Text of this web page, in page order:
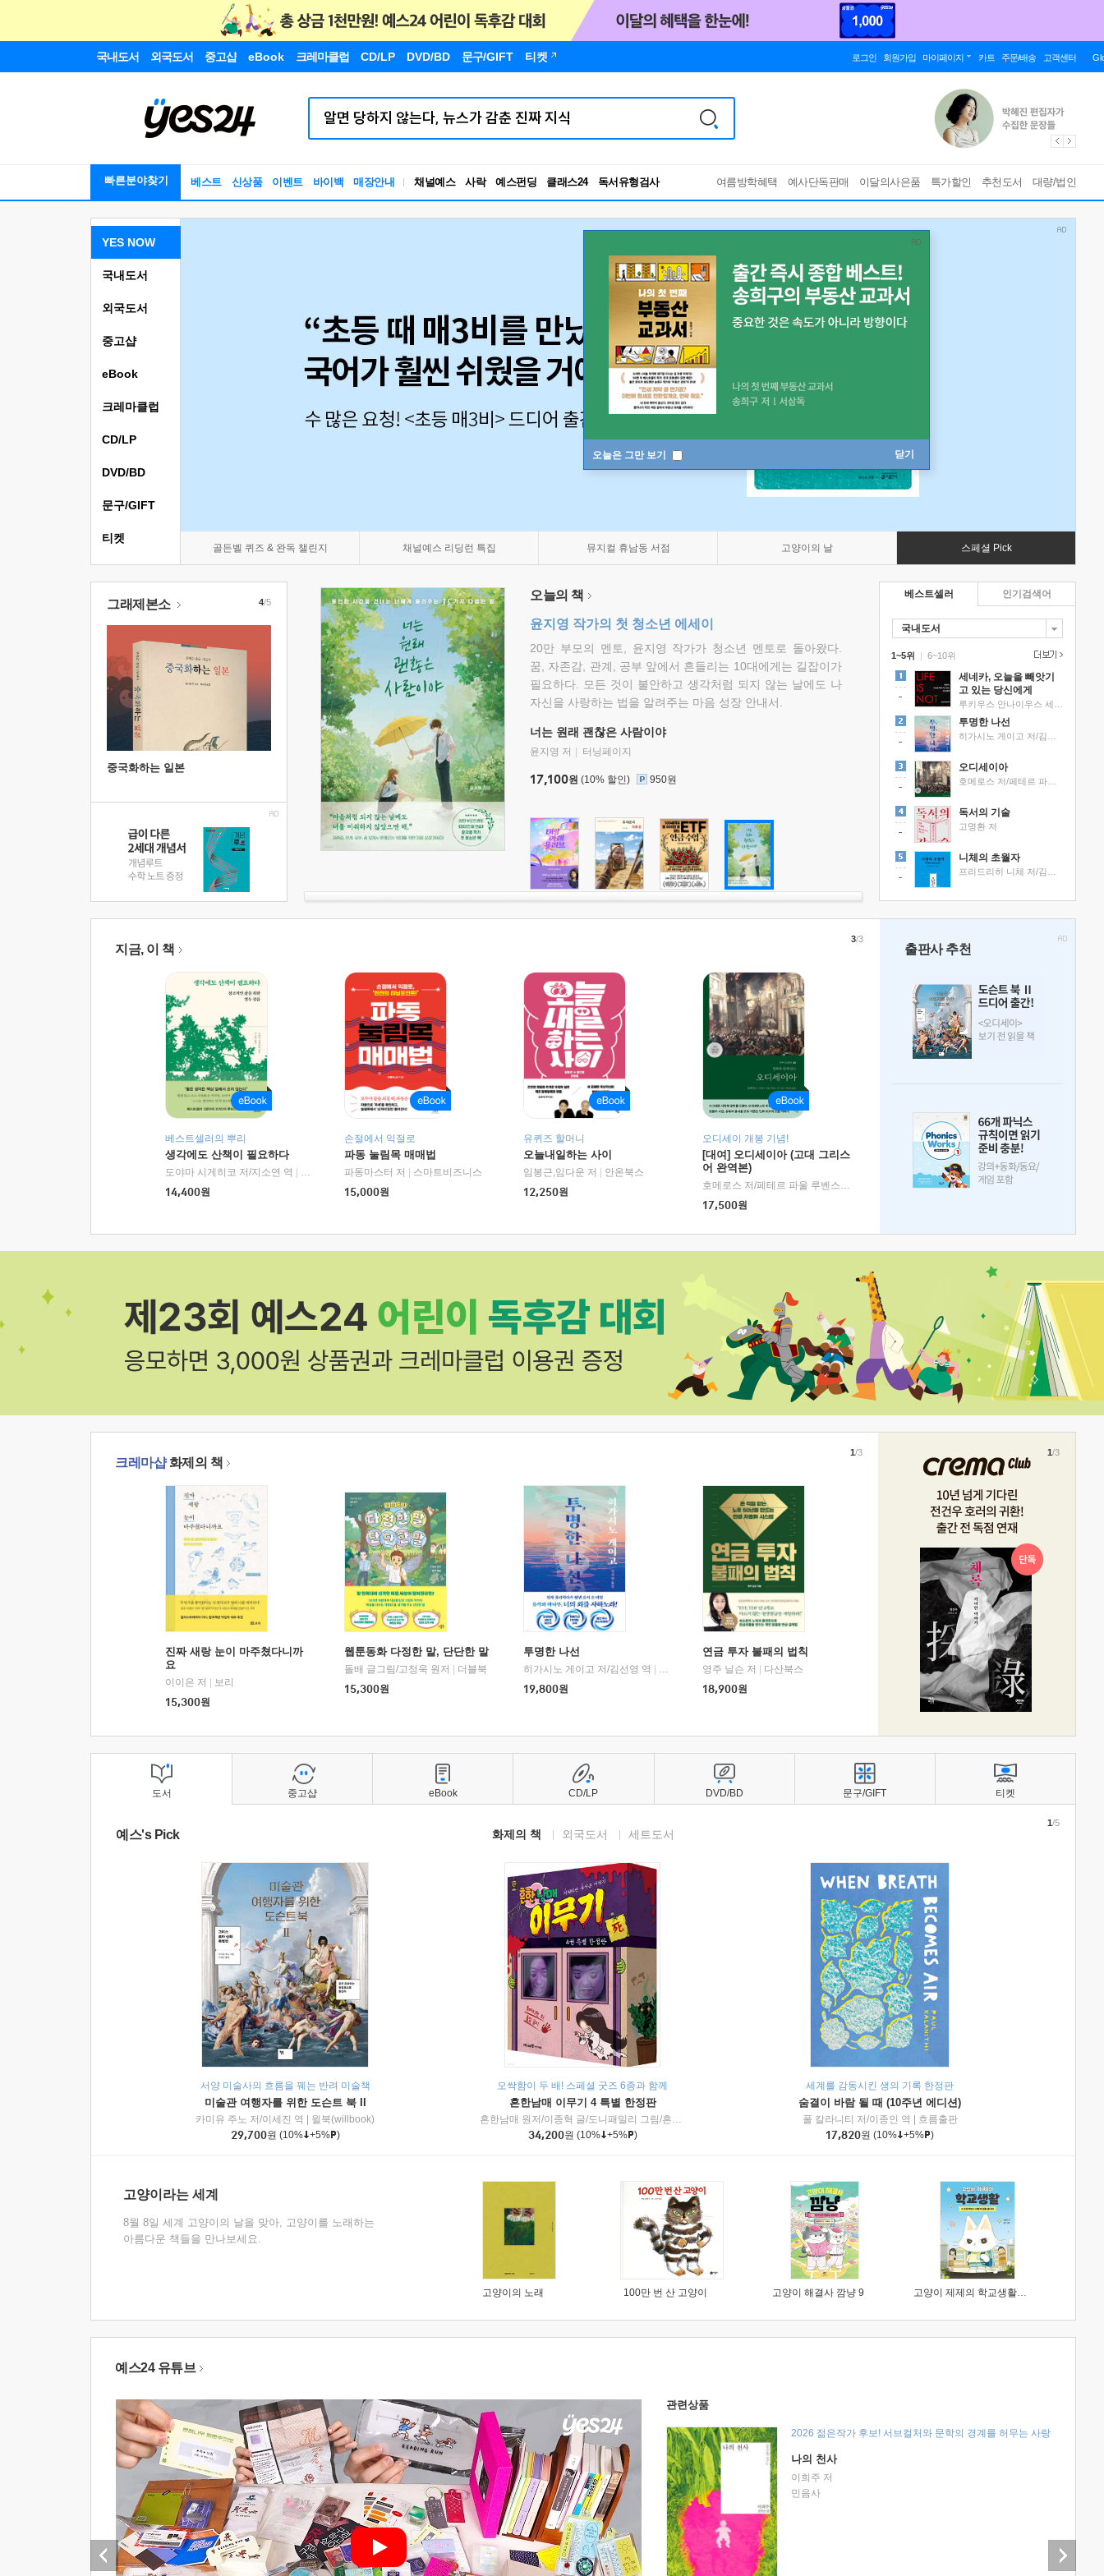
국내도서 외국도서 중고샵 eBook 크레마클럽 CD/LP DVD/BD 문구/GIFT 티켓 로그인 회원가입 마이페이지 카트 주문/배송 고객센터
빠른분야찾기 베스트 신상품 이벤트 바이백 매장안내 채널예스 사락 예스펀딩 클래스24
RBTI Lab
독서유형검사
여름방학혜택 예사단독판매 이달의사은품 특가할인 추천도서 대량/법인
오늘은 그만 보기 닫기
YES NOW
골든벨 퀴즈 & 완독 챌린지 채널예스 리딩런 특집 뮤지컬 휴남동 서점 고양이의 날 스페셜 Pick
국내도서
외국도서
중고샵
eBook
크레마클럽
CD/LP
DVD/BD
문구/GIFT
티켓
그래제본소
중국화하는 일본
4/5 오늘의 책
윤지영 작가의 첫 청소년 에세이
20만 부모의 멘토, 윤지영 작가가 청소년 멘토로 돌아왔다.
꿈, 자존감, 관계, 공부 앞에서 흔들리는 10대에게는 길잡이가
필요하다. 모든 것이 불안하고 생각처럼 되지 않는 날에도 나
자신을 사랑하는 법을 알려주는 마음 성장 안내서.
너는 원래 괜찮은 사람이야
윤지영 저 터닝페이지
17,100원 (10% 할인) 950원
베스트셀러
국내도서
1~5위 |
세네카, 오늘을 빼앗기
고 있는 당신에게
투명한 나선
오디세이아
독서의 기술
고명환 저
니체의 초월자
6~10위
인기검색어
지금, 이 책
베스트셀러의 뿌리
생각에도 산책이 필요하다
도야마 시게히코 저/지소연 역
알에이치코리아(RHK)
14,400원
손절에서 익절로
파동 눌림목 매매법
파동마스터 저
스마트비즈니스
15,000원
유퀴즈 할머니
오늘내일하는 사이
임봉근,임다운 저
안온북스
12,250원
오디세이 개봉 기념!
[대여] 오디세이아 (고대 그리스
어 완역본)
호메로스 저/페테르 파울 루벤스 그림/박문재 역
현대지성
17,500원
3/3
출판사 추천
크레마샵화제의 책
진짜 새랑 눈이 마주쳤다니까
요
이이은 저
보리
15,300원
웹툰동화 다정한 말, 단단한 말
돌배 글그림/고정욱 원저
더블북
15,300원
투명한 나선
히가시노 게이고 저/김선영 역
북다
19,800원
연금 투자 불패의 법칙
영주 닐슨 저
다산북스
18,900원
1/3 1/3
도서
예스's Pick 화제의 책 외국도서 세트도서
서양 미술사의 흐름을 꿰는 반려 미술책
미술관 여행자를 위한 도슨트 북 II
카미유 주노 저/이세진 역
윌북(willbook)
29,700원 (10% +5% )
오싹함이 두 배! 스페셜 굿즈 6종과 함께
흔한남매 이무기 4 특별 한정판
흔한남매 원저/이종혁 글/도니패밀리 그림/흔한컴퍼니 감수
미래엔아이세움
34,200원 (10% +5% )
세계를 감동시킨 생의 기록 한정판
숨결이 바람 될 때 (10주년 에디션)
폴 칼라니티 저/이종인 역
흐름출판
17,820원 (10% +5% )
1/5
고양이라는 세계
8월 8일 세계 고양이의 날을 맞아, 고양이를 노래하는
아름다운 책들을 만나보세요.
고양이의 노래 100만 번 산 고양이 고양이 해결사 깜냥 9 고양이 제제의 학교생활 1 : 초등학생이 이렇게 힘들 줄이야
중고샵 eBook CD/LP DVD/BD 문구/GIFT 티켓
예스24 유튜브
관련상품
2026 젊은작가 후보! 서브컬처와 문학의 경계를 허무는 사랑
나의 천사
이희주 저
민음사